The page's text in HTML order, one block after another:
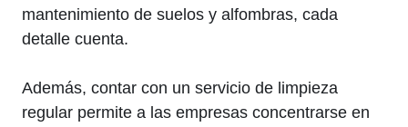
mantenimiento de suelos y alfombras, cada
detalle cuenta.
Además, contar con un servicio de limpieza
regular permite a las empresas concentrarse en